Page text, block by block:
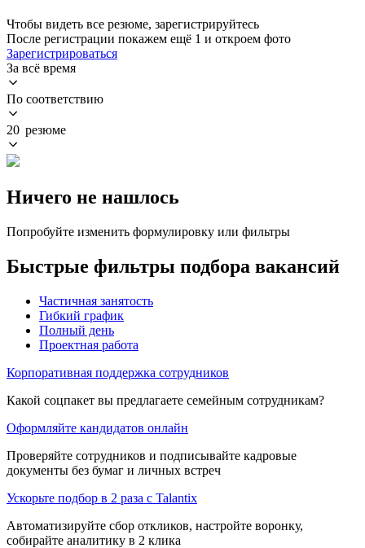
Чтобы видеть все резюме, зарегистрируйтесь
После регистрации покажем ещё 1 и откроем фото
Зарегистрироваться
За всё время
По соответствию
20 резюме
Ничего не нашлось
Попробуйте изменить формулировку или фильтры
Быстрые фильтры подбора вакансий
Частичная занятость
Гибкий график
Полный день
Проектная работа
Корпоративная поддержка сотрудников
Какой соцпакет вы предлагаете семейным сотрудникам?
Оформляйте кандидатов онлайн
Проверяйте сотрудников и подписывайте кадровые
документы без бумаг и личных встреч
Ускорьте подбор в 2 раза с Talantix
Автоматизируйте сбор откликов, настройте воронку,
собирайте аналитику в 2 клика